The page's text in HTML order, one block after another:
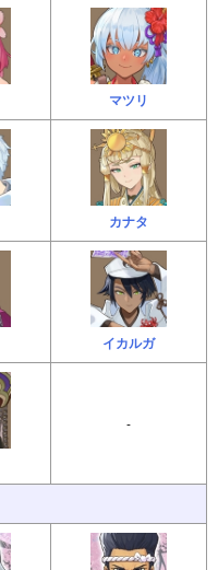
マツリ
カナタ
イカルガ
-